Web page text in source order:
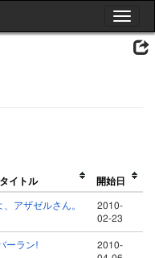
Toggle
イトル 開始日
、アザゼルさん。
2010-
02-23
ーラン!
2010-